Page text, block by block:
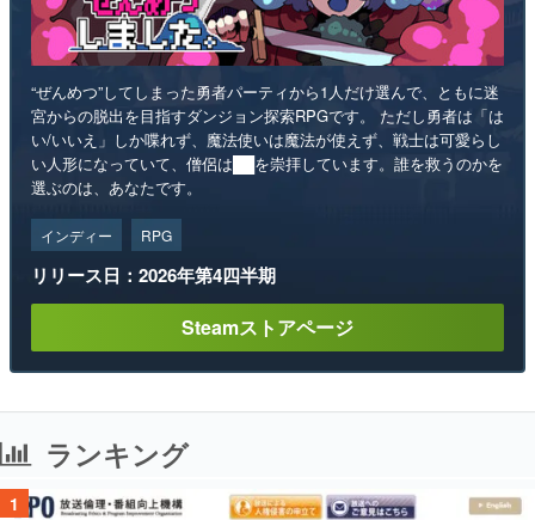
“ぜんめつ”してしまった勇者パーティから1人だけ選んで、ともに迷
宮からの脱出を目指すダンジョン探索RPGです。 ただし勇者は「は
い/いいえ」しか喋れず、魔法使いは魔法が使えず、戦士は可愛らし
い人形になっていて、僧侶は██を崇拝しています。誰を救うのかを
選ぶのは、あなたです。
インディー RPG
リリース日：2026年第4四半期
Steamストアページ
ランキング
1